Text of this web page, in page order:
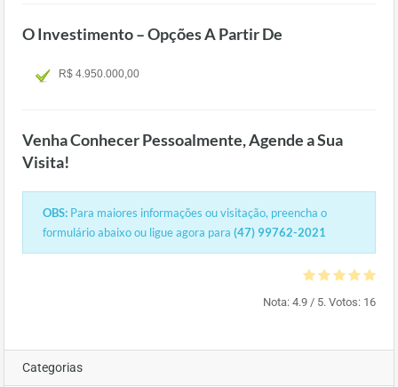
O Investimento – Opções A Partir De
R$ 4.950.000,00
Venha Conhecer Pessoalmente, Agende a Sua
Visita!
OBS: Para maiores informações ou visitação, preencha o
formulário abaixo ou ligue agora para (47) 99762-2021
Nota: 4.9 / 5. Votos: 16
Categorias